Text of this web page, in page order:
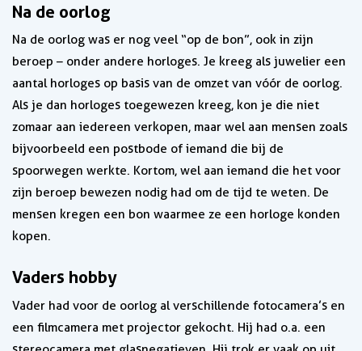
Na de oorlog
Na de oorlog was er nog veel “op de bon”, ook in zijn
beroep – onder andere horloges. Je kreeg als juwelier een
aantal horloges op basis van de omzet van vóór de oorlog.
Als je dan horloges toegewezen kreeg, kon je die niet
zomaar aan iedereen verkopen, maar wel aan mensen zoals
bijvoorbeeld een postbode of iemand die bij de
spoorwegen werkte. Kortom, wel aan iemand die het voor
zijn beroep bewezen nodig had om de tijd te weten. De
mensen kregen een bon waarmee ze een horloge konden
kopen.
Vaders hobby
Vader had voor de oorlog al verschillende fotocamera’s en
een filmcamera met projector gekocht. Hij had o.a. een